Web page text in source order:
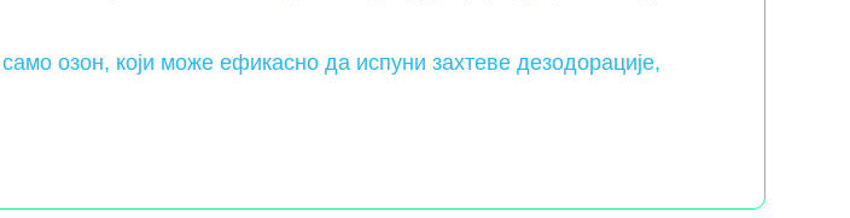
озон, који може ефикасно да испуни захтеве дезодорације,